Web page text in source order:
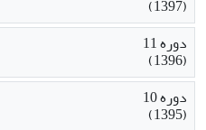
(1397)
دوره 11
(1396)
دوره 10
(1395)